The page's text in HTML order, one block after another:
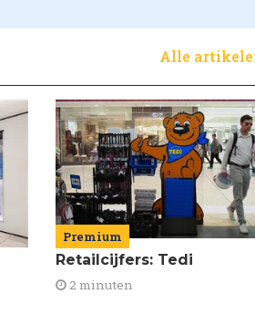
Alle
Premium
Retailcijfers: Tedi
2 minuten